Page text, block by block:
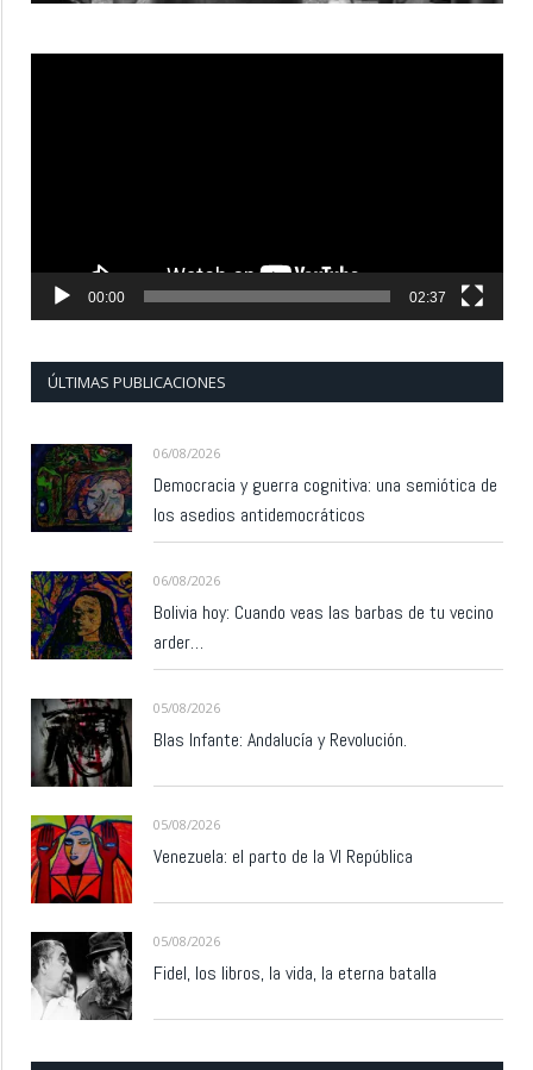
00:00 02:37
ÚLTIMAS PUBLICACIONES
06/08/2026
Democracia y guerra cognitiva: una semiótica de
los asedios antidemocráticos
06/08/2026
Bolivia hoy: Cuando veas las barbas de tu vecino
arder…
05/08/2026
Blas Infante: Andalucía y Revolución.
05/08/2026
Venezuela: el parto de la VI República
05/08/2026
Fidel, los libros, la vida, la eterna batalla